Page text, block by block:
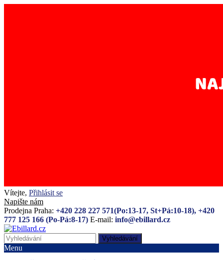
Vítejte, Přihlásit se
Napište nám
Prodejna Praha: +420 228 227 571(Po:13-17, St+Pá:10-18), +420
777 125 166 (Po-Pá:8-17) E-mail: info@ebillard.cz
Vyhledávání
Menu